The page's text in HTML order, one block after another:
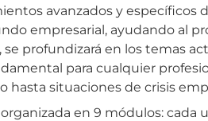
avanzados y específicos
empresarial, ayudando al
profundizará en los temas
para cualquier
hasta situaciones de crisis
en 9 módulos: cada